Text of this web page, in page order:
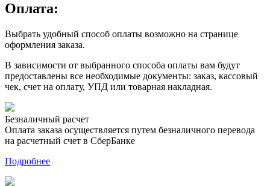
Оплата:
Выбрать удобный способ оплаты возможно на странице
оформления заказа.
В зависимости от выбранного способа оплаты вам будут
предоставлены все необходимые документы: заказ, кассовый
чек, счет на оплату, УПД или товарная накладная.
Безналичный расчет
Оплата заказа осуществляется путем безналичного перевода
на расчетный счет в СберБанке
Подробнее